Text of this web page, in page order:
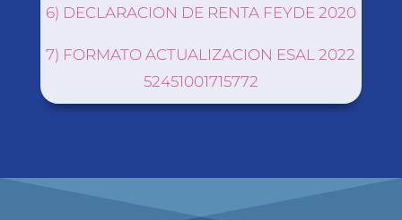
6) DECLARACION DE RENTA FEYDE 2020
7) FORMATO ACTUALIZACION ESAL 2022
52451001715772